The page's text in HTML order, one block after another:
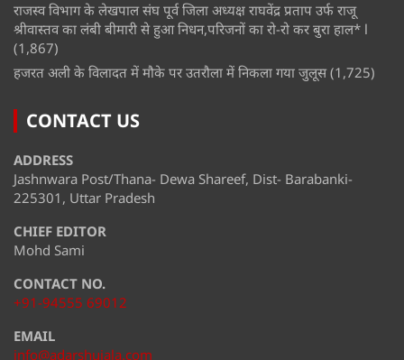
राजस्व विभाग के लेखपाल संघ पूर्व जिला अध्यक्ष राघवेंद्र प्रताप उर्फ राजू
श्रीवास्तव का लंबी बीमारी से हुआ निधन,परिजनों का रो-रो कर बुरा हाल* l
(1,867)
हजरत अली के विलादत में मौके पर उतरौला में निकला गया जुलूस (1,725)
CONTACT US
ADDRESS
Jashnwara Post/Thana- Dewa Shareef, Dist- Barabanki-
225301, Uttar Pradesh
CHIEF EDITOR
Mohd Sami
CONTACT NO.
+91-94555 69012
EMAIL
info@adarshujala.com